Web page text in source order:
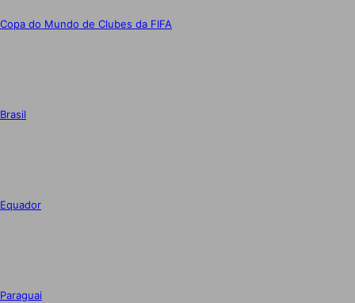
Copa do Mundo de Clubes da FIFA
Brasil
Equador
Paraguai